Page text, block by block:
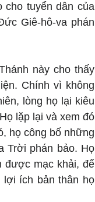
cho tuyển dân của
Giê-hô-va phán
này cho thấy
Chính vì không
lòng họ lại kiêu
lặp lại và xem đó
họ công bố những
Trời phán bảo. Họ
được mạc khải, để
lợi ích bản thân họ